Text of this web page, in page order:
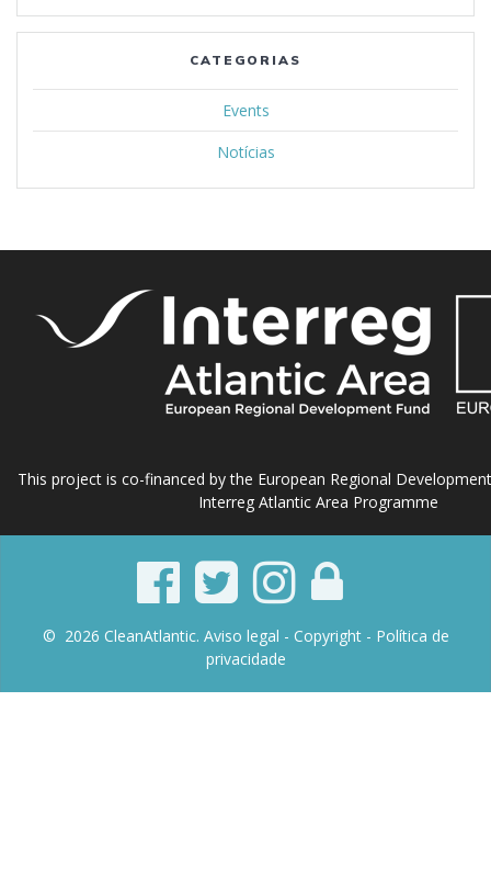
CATEGORIAS
Events
Notícias
This project is co-financed by the European Regional
Interreg Atlantic Area Programme
© 2026 CleanAtlantic. Aviso legal - Copyright - Política de
privacidade